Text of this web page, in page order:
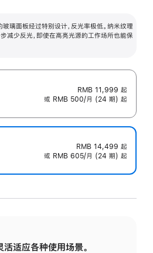
玻璃面板经过特别设计，反光率极低。纳米纹理
减少反光，即使在高亮光源的工作场所也能保
RMB 11,999 起
或 RMB 500/月 (24 期) 起
RMB 14,499 起
或 RMB 605/月 (24 期) 起
活适应各种使用场景。